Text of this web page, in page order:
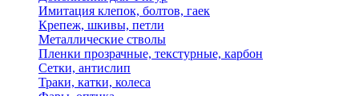
Имитация клепок, болтов, гаек
Крепеж, шкивы, петли
Металлические стволы
Пленки прозрачные, текстурные, карбон
Сетки, антислип
Траки, катки, колеса